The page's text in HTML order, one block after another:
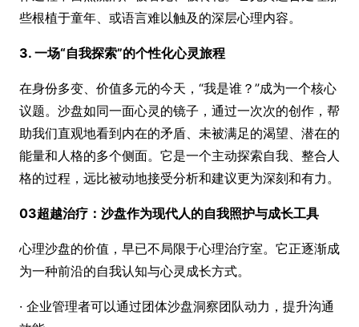
些根植于童年、或语言难以触及的深层心理内容。
3. 一场“自我探索”的个性化心灵旅程
在身份多变、价值多元的今天，“我是谁？”成为一个核心
议题。沙盘如同一面心灵的镜子，通过一次次的创作，帮
助我们直观地看到内在的矛盾、未被满足的渴望、潜在的
能量和人格的多个侧面。它是一个主动探索自我、整合人
格的过程，远比被动地接受分析和建议更为深刻和有力。
03超越治疗：沙盘作为现代人的自我照护与成长工具
心理沙盘的价值，早已不局限于心理治疗室。它正逐渐成
为一种前沿的自我认知与心灵成长方式。
· 企业管理者可以通过团体沙盘洞察团队动力，提升沟通